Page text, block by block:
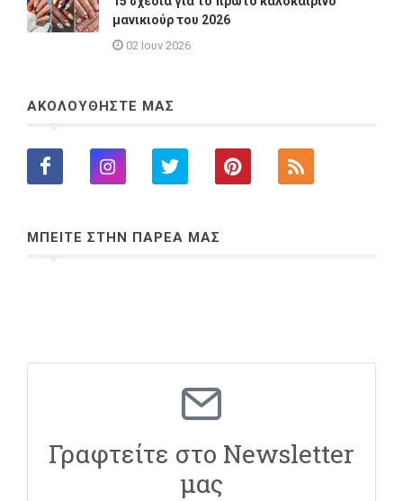
μανικιούρ του 2026
02 Ιουν 2026
ΑΚΟΛΟΥΘΗΣΤΕ ΜΑΣ
ΜΠΕΙΤΕ ΣΤΗΝ ΠΑΡΕΑ ΜΑΣ
Γραφτείτε στο Newsletter
μας